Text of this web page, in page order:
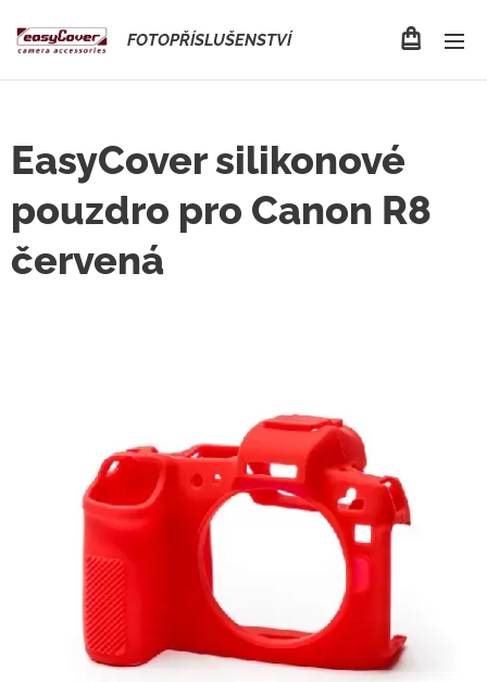
FOTOPŘÍSLUŠENSTVÍ
EasyCover silikonové
pouzdro pro Canon R8
červená